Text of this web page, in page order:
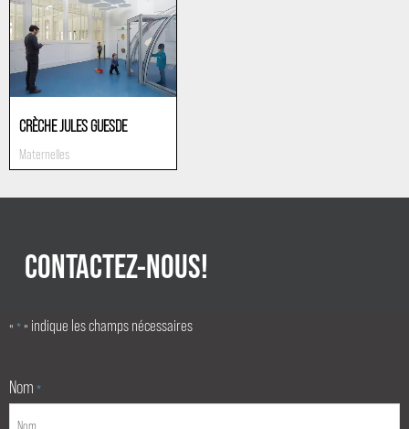
CRÈCHE JULES GUESDE
Maternelles
CONTACTEZ-NOUS!
« * » indique les champs nécessaires
Nom *